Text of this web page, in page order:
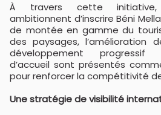
À travers cette initiative,
ambitionnent d’inscrire Béni
de montée en gamme du
des paysages, l’amélioration
développement progressif
d’accueil sont présentés
pour renforcer la compétitivité
Une stratégie de visibilité